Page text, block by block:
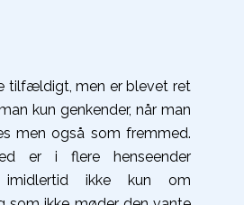
tilfældigt, men er blevet ret
kun genkender, når man
men også som fremmed.
er i flere henseender
imidlertid ikke kun om